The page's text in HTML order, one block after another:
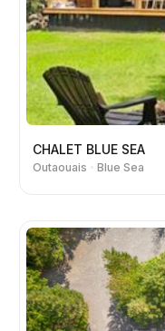
CHALET BLUE SEA
Outaouais Blue Sea